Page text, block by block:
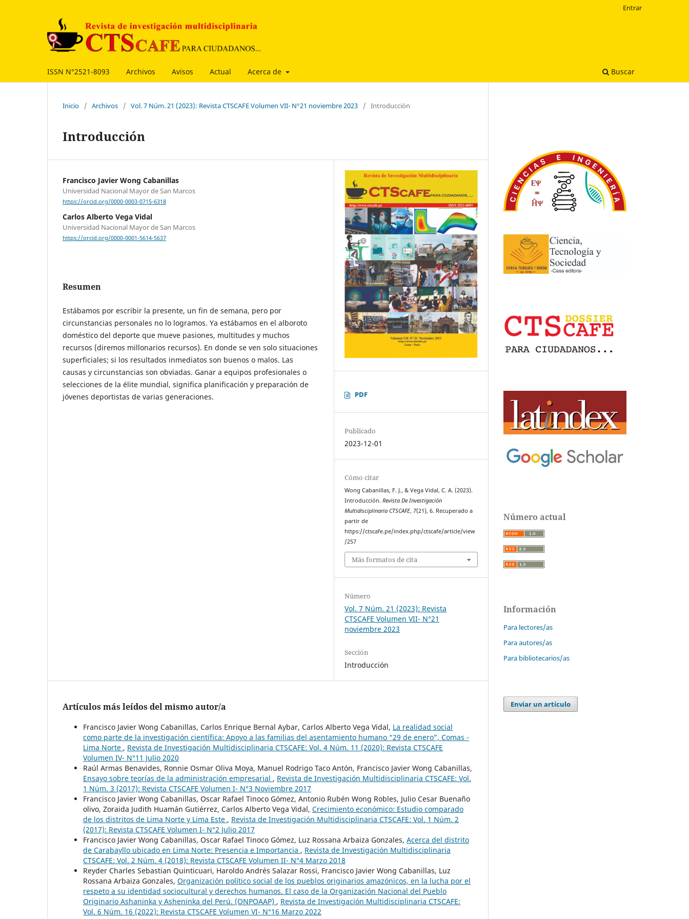
ISSN N°2521-8093 Archivos Avisos Actual Acerca de Buscar
Entrar
Inicio / Archivos / Vol. 7 Núm. 21 (2023): Revista CTSCAFE Volumen VII- N°21 noviembre 2023 / Introducción
Introducción
Francisco Javier Wong Cabanillas
Universidad Nacional Mayor de San Marcos
https://orcid.org/0000-0003-0715-6318
Carlos Alberto Vega Vidal
Universidad Nacional Mayor de San Marcos
https://orcid.org/0000-0001-5614-5637
Resumen
Estábamos por escribir la presente, un fin de semana, pero por
circunstancias personales no lo logramos. Ya estábamos en el alboroto
doméstico del deporte que mueve pasiones, multitudes y muchos
recursos (diremos millonarios recursos). En donde se ven solo situaciones
superficiales; si los resultados inmediatos son buenos o malos. Las
causas y circunstancias son obviadas. Ganar a equipos profesionales o
selecciones de la élite mundial, significa planificación y preparación de
jóvenes deportistas de varias generaciones.
PDF
Publicado
2023-12-01
Cómo citar
Wong Cabanillas, F. J., & Vega Vidal, C. A. (2023).
Introducción.Revista De Investigación
Multidisciplinaria CTSCAFE, 7(21), 6. Recuperado a
partir de
https://ctscafe.pe/index.php/ctscafe/article/view
/257
Más formatos de cita
Número
Vol. 7 Núm. 21 (2023): Revista
CTSCAFE Volumen VII- N°21
noviembre 2023
Sección
Introducción
Artículos más leídos del mismo autor/a
Francisco Javier Wong Cabanillas, Carlos Enrique Bernal Aybar, Carlos Alberto Vega Vidal, La realidad social
como parte de la investigación científica: Apoyo a las familias del asentamiento humano “29 de enero”, Comas -
Lima Norte , Revista de Investigación Multidisciplinaria CTSCAFE: Vol. 4 Núm. 11 (2020): Revista CTSCAFE
Volumen IV- N°11 Julio 2020
Raúl Armas Benavides, Ronnie Osmar Oliva Moya, Manuel Rodrigo Taco Antón, Francisco Javier Wong Cabanillas,
Ensayo sobre teorías de la administración empresarial , Revista de Investigación Multidisciplinaria CTSCAFE: Vol.
1 Núm. 3 (2017): Revista CTSCAFE Volumen I- N°3 Noviembre 2017
Francisco Javier Wong Cabanillas, Oscar Rafael Tinoco Gómez, Antonio Rubén Wong Robles, Julio Cesar Buenaño
olivo, Zoraida Judith Huamán Gutiérrez, Carlos Alberto Vega Vidal, Crecimiento económico: Estudio comparado
de los distritos de Lima Norte y Lima Este , Revista de Investigación Multidisciplinaria CTSCAFE: Vol. 1 Núm. 2
(2017): Revista CTSCAFE Volumen I- N°2 Julio 2017
Francisco Javier Wong Cabanillas, Oscar Rafael Tinoco Gómez, Luz Rossana Arbaiza Gonzales, Acerca del distrito
de Carabayllo ubicado en Lima Norte: Presencia e Importancia , Revista de Investigación Multidisciplinaria
CTSCAFE: Vol. 2 Núm. 4 (2018): Revista CTSCAFE Volumen II- N°4 Marzo 2018
Reyder Charles Sebastian Quinticuari, Haroldo Andrés Salazar Rossi, Francisco Javier Wong Cabanillas, Luz
Rossana Arbaiza Gonzales, Organización político social de los pueblos originarios amazónicos, en la lucha por el
respeto a su identidad sociocultural y derechos humanos. El caso de la Organización Nacional del Pueblo
Originario Ashaninka y Asheninka del Perú. (ONPOAAP) , Revista de Investigación Multidisciplinaria CTSCAFE:
Vol. 6 Núm. 16 (2022): Revista CTSCAFE Volumen VI- N°16 Marzo 2022
Número actual
Información
Para lectores/as
Para autores/as
Para bibliotecarios/as
Enviar un artículo